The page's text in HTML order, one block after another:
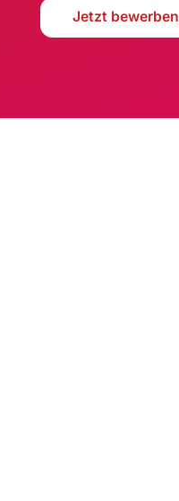
Jetzt bewerben